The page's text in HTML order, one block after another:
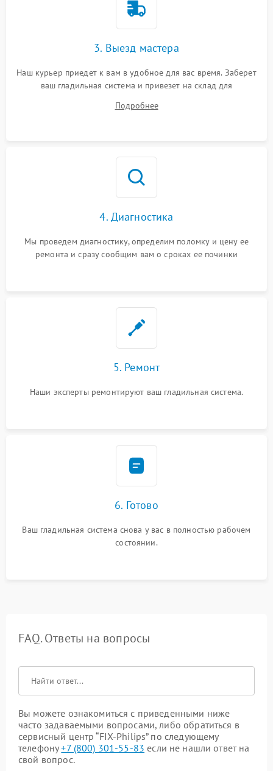
3. Выезд мастера
Наш курьер приедет к вам в удобное для вас время. Заберет
ваш гладильная система и привезет на склад для
Подробнее
4. Диагностика
Мы проведем диагностику, определим поломку и цену ее
ремонта и сразу сообщим вам о сроках ее починки
5. Ремонт
Наши эксперты ремонтируют ваш гладильная система.
6. Готово
Ваш гладильная система снова у вас в полностью рабочем
состоянии.
FAQ. Ответы на вопросы
Вы можете ознакомиться с приведенными ниже
часто задаваемыми вопросами, либо обратиться в
сервисный центр “FIX-Philips” по следующему
телефону+7 (800) 301-55-83 если не нашли ответ на
свой вопрос.